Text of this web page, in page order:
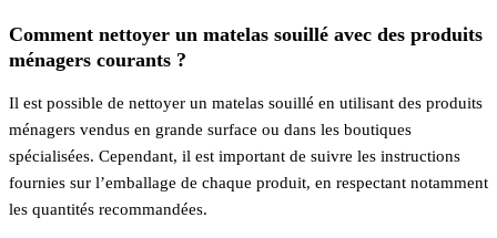
Comment nettoyer un matelas souillé avec des produits
ménagers courants ?
Il est possible de nettoyer un matelas souillé en utilisant des produits
ménagers vendus en grande surface ou dans les boutiques
spécialisées. Cependant, il est important de suivre les instructions
fournies sur l’emballage de chaque produit, en respectant notamment
les quantités recommandées.